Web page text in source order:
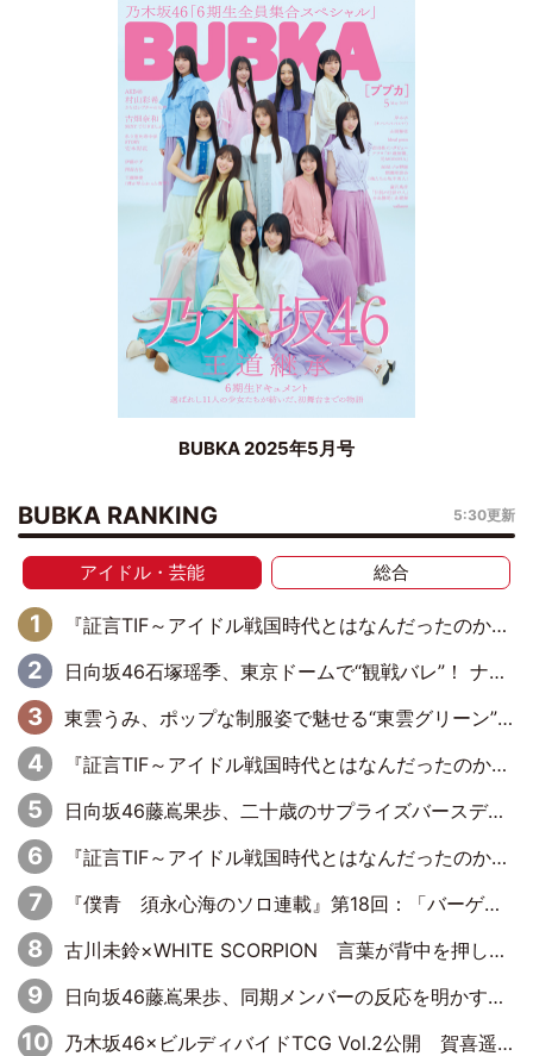
BUBKA 2025年5月号
BUBKA RANKING 5:30更新
アイドル・芸能 総合
『証言TIF～アイドル戦国時代とはなんだったのか～』第6回：でんぱ組.inc・古川未鈴×相沢梨紗「『ハロプロやりたかったな』って言ったら、夢眠ねむさんに『てめえはでんぱ組．incなんだよ！』って肩パンされて(笑)」
日向坂46石塚瑶季、東京ドームで“観戦バレ”！ ナイツ・塙も認めた「巨人に詳しすぎるアイドル」は元VENUSスクール生で杉内コーチ推し⁉
東雲うみ、ポップな制服姿で魅せる“東雲グリーン”の正体
『証言TIF～アイドル戦国時代とはなんだったのか～』第8回：Negicco・Nao☆×Megu×Kaede「東京からオファーが来たのと、梨の皮剥きとどっちが大事なんだって」
日向坂46藤嶌果歩、二十歳のサプライズバースデーに大喜び「頼られる先輩になれるように努力していきたい」
『証言TIF～アイドル戦国時代とはなんだったのか～』第10回：さくら学院・武藤彩未×飯田らうら「正直、中3で辞めるというのを信じてなくて。そう言われてはいたけど、嘘でしょって」
『僕青 須永心海のソロ連載』第18回：「バーゲンセールハンターみうな inしまむら」編
古川未鈴×WHITE SCORPION 言葉が背中を押した“それぞれの決意”
日向坂46藤嶌果歩、同期メンバーの反応を明かす「『大人になりましたね』と言って見てくれました」
乃木坂46×ビルディバイドTCG Vol.2公開 賀喜遥香＆田村真佑が『京まふ』ステージに登壇